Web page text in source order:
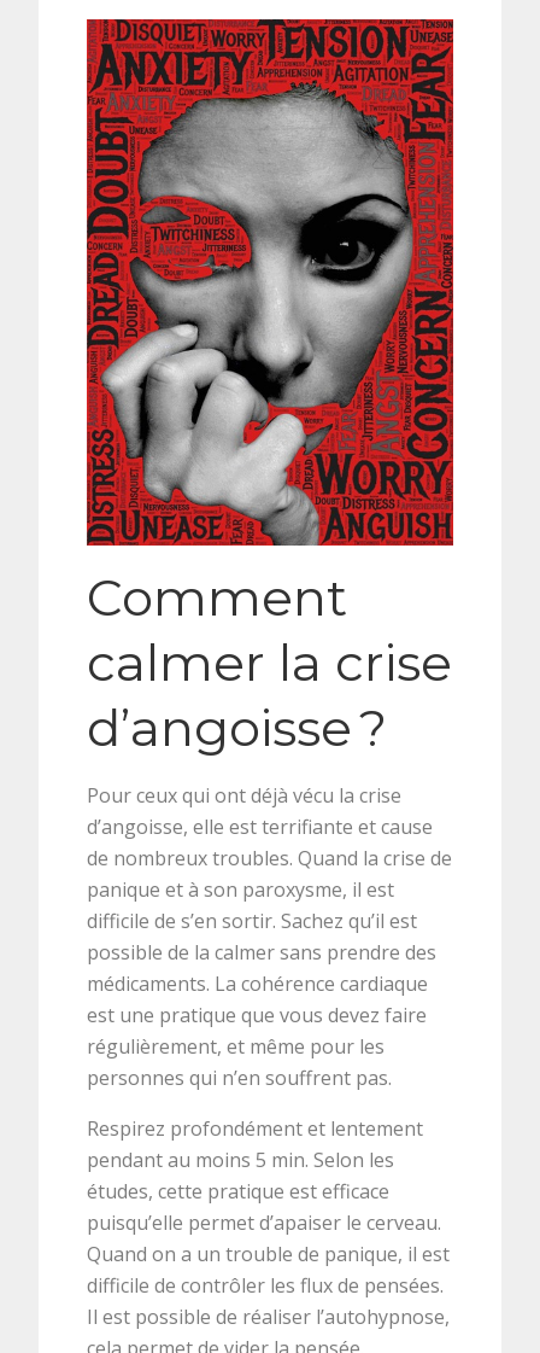
Comment
calmer la crise
d’angoisse ?
Pour ceux qui ont déjà vécu la crise
d’angoisse, elle est terrifiante et cause
de nombreux troubles. Quand la crise de
panique et à son paroxysme, il est
difficile de s’en sortir. Sachez qu’il est
possible de la calmer sans prendre des
médicaments. La cohérence cardiaque
est une pratique que vous devez faire
régulièrement, et même pour les
personnes qui n’en souffrent pas.
Respirez profondément et lentement
pendant au moins 5 min. Selon les
études, cette pratique est efficace
puisqu’elle permet d’apaiser le cerveau.
Quand on a un trouble de panique, il est
difficile de contrôler les flux de pensées.
Il est possible de réaliser l’autohypnose,